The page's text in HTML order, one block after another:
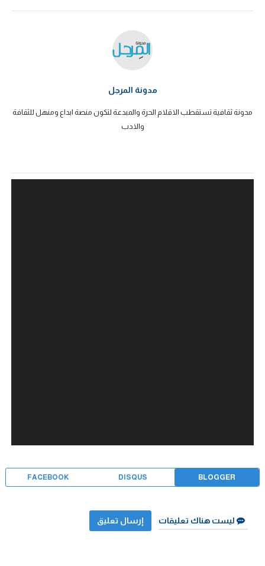
مدونة المرجل
مدونة ثقافية تستقطب الاقلام الحرة والمبدعة لتكون منصة ابداع ومنهل للثقافة
والادب
BLOGGER
DISQUS
FACEBOOK
ليست هناك تعليقات إرسال تعليق